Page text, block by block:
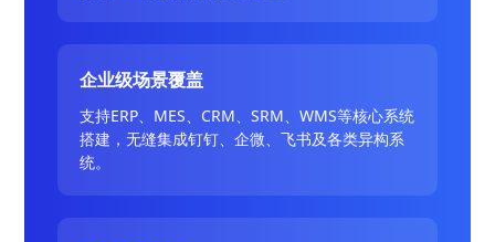
企业级场景覆盖
支持ERP、MES、CRM、SRM、WMS等核心系统
搭建，无缝集成钉钉、企微、飞书及各类异构系
统。